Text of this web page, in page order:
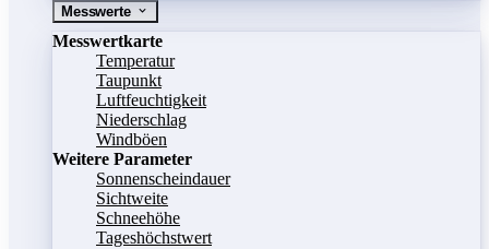
Messwerte
Messwertkarte
Temperatur
Taupunkt
Luftfeuchtigkeit
Niederschlag
Windböen
Weitere Parameter
Sonnenscheindauer
Sichtweite
Schneehöhe
Tageshöchstwert